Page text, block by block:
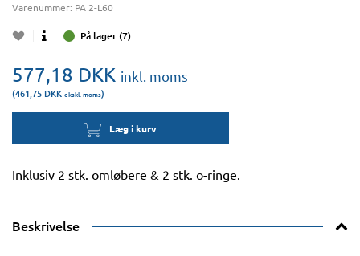
Varenummer: PA 2-L60
På lager (7)
577,18 DKK inkl. moms
(461,75 DKK ekskl. moms)
Læg i kurv
Inklusiv 2 stk. omløbere & 2 stk. o-ringe.
Beskrivelse